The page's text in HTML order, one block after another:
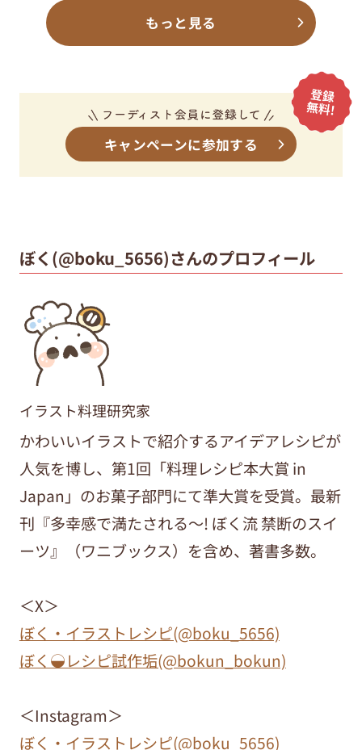
もっと見る
キャンペーンに参加する
ぼく(@boku_5656)さんのプロフィール
イラスト料理研究家
かわいいイラストで紹介するアイデアレシピが
人気を博し、第1回「料理レシピ本大賞 in
Japan」のお菓子部門にて準大賞を受賞。最新
刊『多幸感で満たされる～! ぼく流 禁断のスイ
ーツ』（ワニブックス）を含め、著書多数。
＜X＞
ぼく・イラストレシピ(@boku_5656)
ぼく◒レシピ試作垢(@bokun_bokun)
＜Instagram＞
ぼく・イラストレシピ(@boku_5656)